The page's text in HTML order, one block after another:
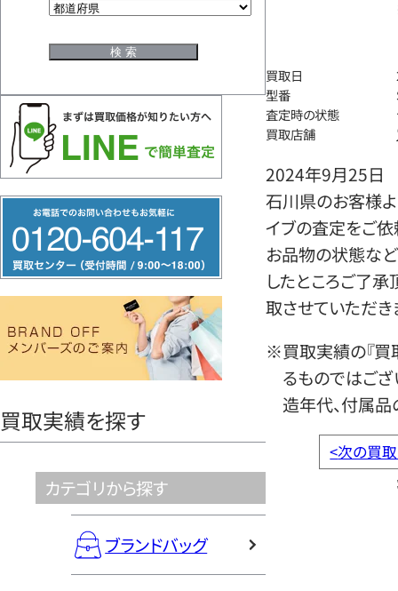
リ
ー
ヤ
買取実績を探す
カテゴリから探す
ブランドバッグ
買取日
型番
査定時の状態
買取店舗
2024年9月25日
石川県のお客様よ
イブの査定をご依
お品物の状態など
したところご了
取させていただき
※買取実績の『買
るものではござ
造年代、付属品
<次の買